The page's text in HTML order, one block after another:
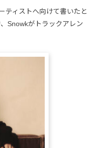
ティストへ向けて書いたと
Snowkがトラックアレン